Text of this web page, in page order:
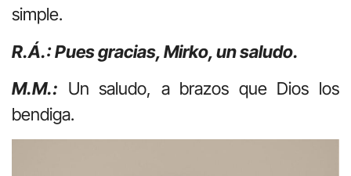
simple.
R.Á.: Pues gracias, Mirko, un saludo.
M.M.: Un saludo, a brazos que Dios los
bendiga.